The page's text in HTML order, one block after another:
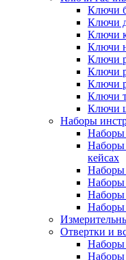
Ключи
Ключи
Ключи
Ключи
Ключи
Ключи
Ключи
Ключи
Ключи
Наборы
Наборы
Наборы
кейсах
Наборы
Наборы
Наборы
Наборы
Отвертки и
Наборы
Наборы